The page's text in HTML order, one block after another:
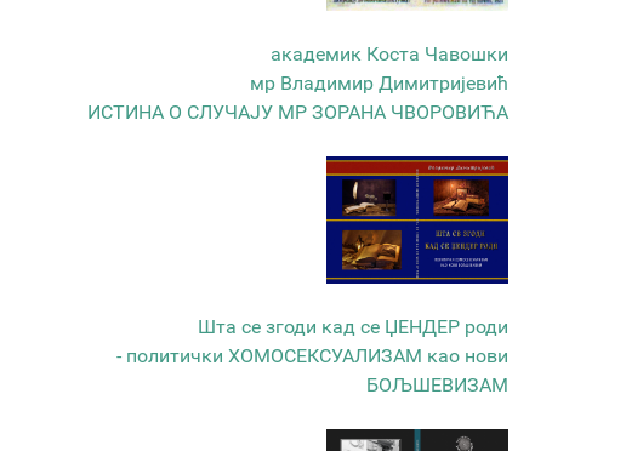
академик Коста Чавошки
мр Владимир Димитријевић
ИСТИНА О СЛУЧАЈУ МР ЗОРАНА ЧВОРОВИЋА
Шта се згоди кад се ЏЕНДЕР роди
- политички ХОМОСЕКСУАЛИЗАМ као нови
БОЉШЕВИЗАМ